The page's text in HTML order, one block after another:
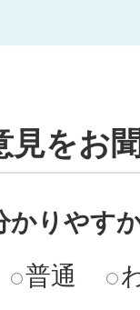
見をお
かりやす
普通